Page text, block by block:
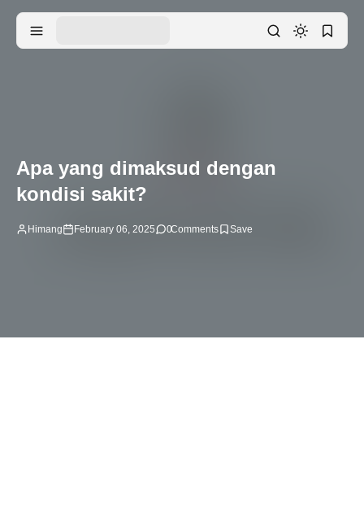
Apa yang dimaksud dengan
kondisi sakit?
Himang February 06, 2025 0Comments